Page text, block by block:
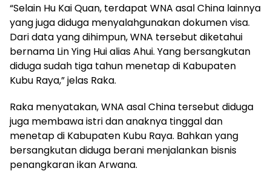
“Selain Hu Kai Quan, terdapat WNA asal China lainnya
yang juga diduga menyalahgunakan dokumen visa.
Dari data yang dihimpun, WNA tersebut diketahui
bernama Lin Ying Hui alias Ahui. Yang bersangkutan
diduga sudah tiga tahun menetap di Kabupaten
Kubu Raya,” jelas Raka.
Raka menyatakan, WNA asal China tersebut diduga
juga membawa istri dan anaknya tinggal dan
menetap di Kabupaten Kubu Raya. Bahkan yang
bersangkutan diduga berani menjalankan bisnis
penangkaran ikan Arwana.